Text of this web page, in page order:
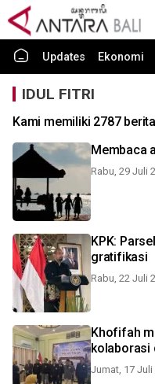
Updates Ekonomi
IDUL FITRI
Kami memiliki 2787
Membaca
Rabu, 29 Juli
KPK:
gratifikasi
Rabu, 22 Juli
Khofifah
kolaborasi
Jumat, 17 Juli